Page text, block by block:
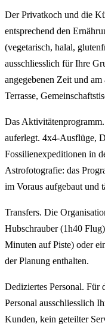
Der Privatkoch und die
entsprechend den
(vegetarisch, halal,
ausschliesslich für Ihre
angegebenen Zeit und
Terrasse,
Das
auferlegt. 4x4-Ausflüge,
Fossilienexpeditionen in
Astrofotografie: das
im Voraus aufgebaut und
Transfers. Die
Hubschrauber (1h40
Minuten auf Piste) oder
der Planung enthalten.
Dediziertes Personal. Für
Personal ausschliesslich
Kunden, kein geteilter